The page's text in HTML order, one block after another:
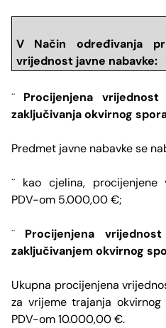
V Način određivanja
vrijednost javne nabavke:
¨
Procijenjena
zaključivanja okvirnog
Predmet javne nabavke se
¨ kao cjelina,procijenjene
PDV-om 5.000,00 €;
¨
Procijenjena
zaključivanjem okvirnog
Ukupna procijenjena
za vrijeme trajanja
PDV-om 10.000,00 €.